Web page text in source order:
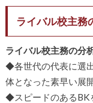
ライバル校主務
ライバル校主務の分
◆各世代の代表に選
体となった素早い展
◆スピードのあるBK